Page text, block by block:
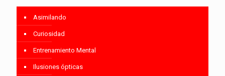
Asimilando
Curiosidad
Entrenamiento Mental
Ilusiones ópticas